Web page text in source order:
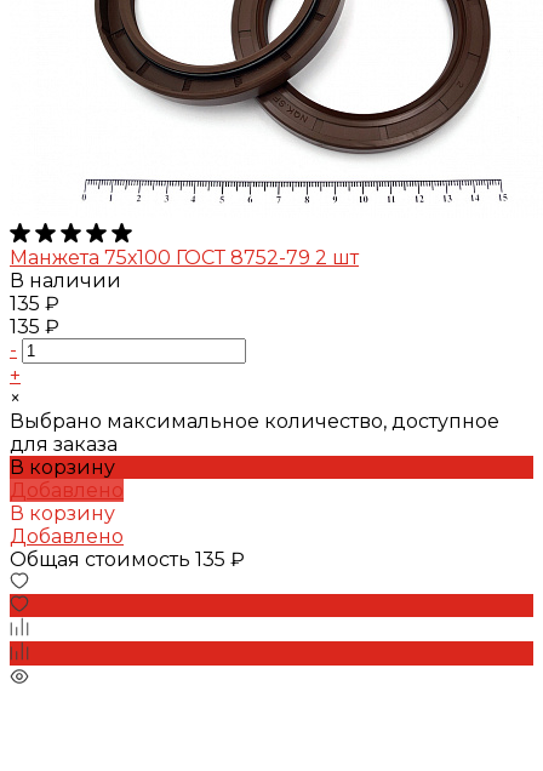
Манжета 75х100 ГОСТ 8752-79 2 шт
В наличии
135 ₽
135 ₽
-
+
×
Выбрано максимальное количество, доступное
для заказа
В корзину
Добавлено
В корзину
Добавлено
Общая стоимость 135 ₽